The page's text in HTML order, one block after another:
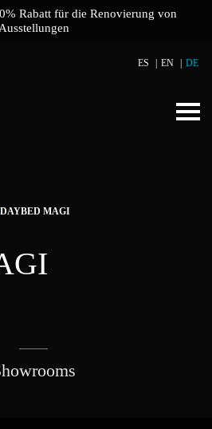
Rabatt für die Renovierung von
Ausstellungen
ES EN DE
DAYBED MAGI